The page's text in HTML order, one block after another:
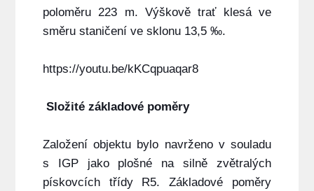
poloměru 223 m. Výškově trať klesá ve
směru staničení ve sklonu 13,5 ‰.
https://youtu.be/kKCqpuaqar8
Složité základové poměry
Založení objektu bylo navrženo v souladu
s IGP jako plošné na silně zvětralých
pískovcích třídy R5. Základové poměry